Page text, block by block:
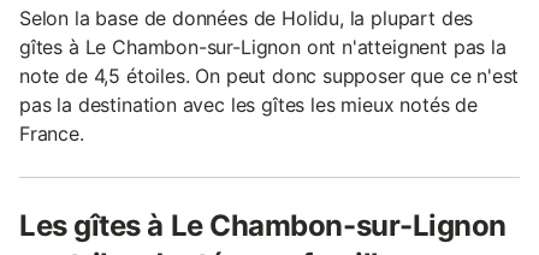
Selon la base de données de Holidu, la plupart des
gîtes à Le Chambon-sur-Lignon ont n'atteignent pas la
note de 4,5 étoiles. On peut donc supposer que ce n'est
pas la destination avec les gîtes les mieux notés de
France.
Les gîtes à Le Chambon-sur-Lignon